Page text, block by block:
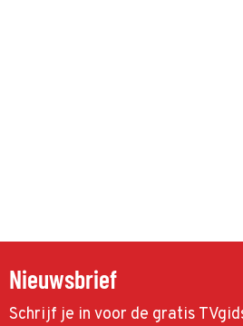
Nieuwsbrief
Schrijf je in voor de gratis